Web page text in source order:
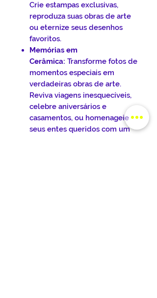
Crie estampas exclusivas,
reproduza suas obras de arte
ou eternize seus desenhos
favoritos.
Memórias em
Cerâmica: Transforme fotos de
momentos especiais em
verdadeiras obras de arte.
Reviva viagens inesquecíveis,
celebre aniversários e
casamentos, ou homenageie
seus entes queridos com um